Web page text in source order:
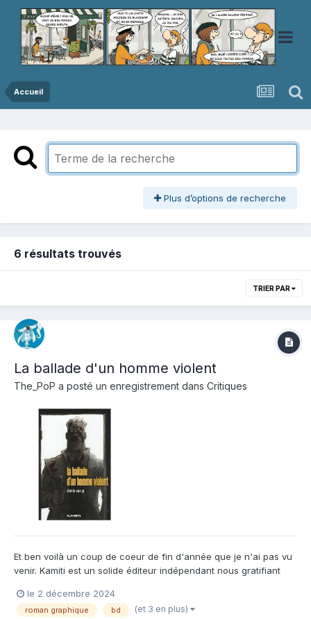
Accueil
Plus d’options de recherche
6 résultats trouvés
TRIER PAR
La ballade d'un homme violent
The_PoP a posté un enregistrement dans Critiques
Et ben voilà un coup de coeur de fin d'année que je n'ai pas vu
venir. Kamiti est un solide éditeur indépendant nous gratifiant
cap. Ne vous laissez pas rebuter par son aspect graphique
brutal, parfois confus et très particulier, o...
le 2 décembre 2024
roman graphique bd (et 3 en plus)